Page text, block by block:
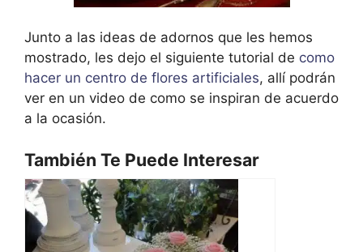
Junto a las ideas de adornos que les hemos
mostrado, les dejo el siguiente tutorial de como
hacer un centro de flores artificiales, allí podrán
ver en un video de como se inspiran de acuerdo
a la ocasión.
También Te Puede Interesar